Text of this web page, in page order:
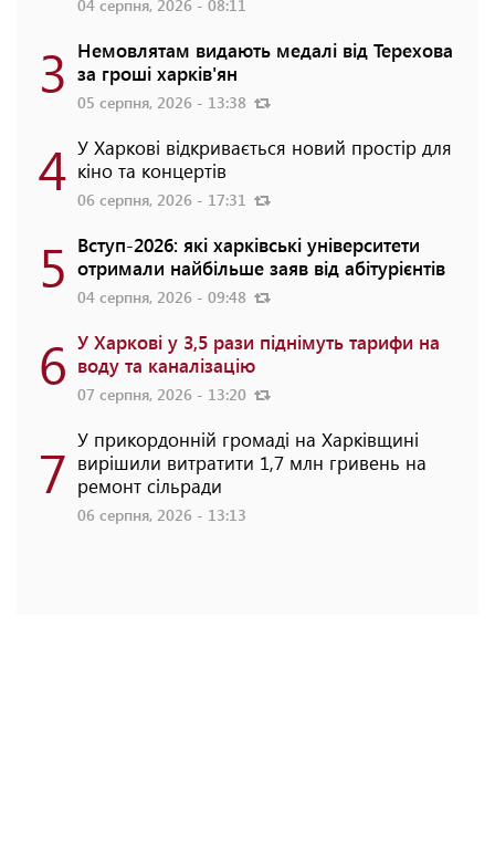
04 серпня, 2026 - 08:11
3 Немовлятам видають медалі від Терехова
за гроші харків'ян
05 серпня, 2026 - 13:38
4 У Харкові відкривається новий простір для
кіно та концертів
06 серпня, 2026 - 17:31
5 Вступ-2026: які харківські університети
отримали найбільше заяв від абітурієнтів
04 серпня, 2026 - 09:48
6 У Харкові у 3,5 рази піднімуть тарифи на
воду та каналізацію
07 серпня, 2026 - 13:20
7 У прикордонній громаді на Харківщині
вирішили витратити 1,7 млн гривень на
ремонт сільради
06 серпня, 2026 - 13:13